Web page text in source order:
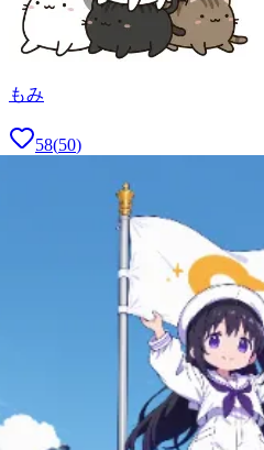
もみ
58(50)